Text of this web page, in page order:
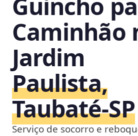
Caminhão
Jardim
Paulista,
Taubaté‑SP
Serviço de socorro e